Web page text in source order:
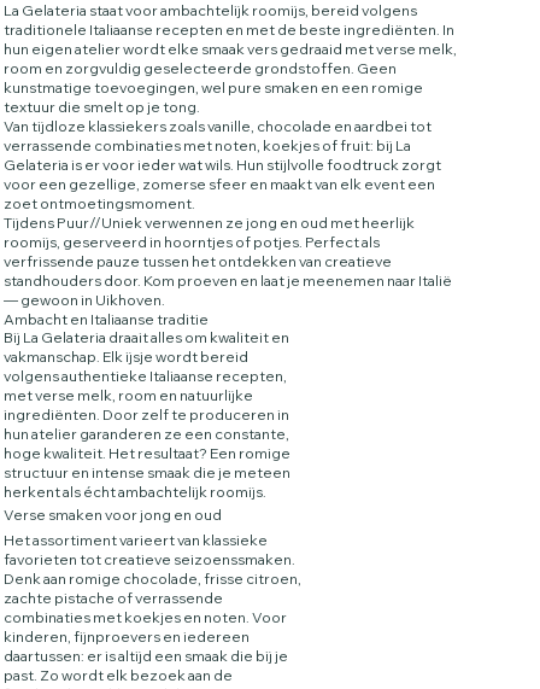
La Gelateria staat voor ambachtelijk roomijs, bereid volgens
traditionele Italiaanse recepten en met de beste ingrediënten. In
hun eigen atelier wordt elke smaak vers gedraaid met verse melk,
room en zorgvuldig geselecteerde grondstoffen. Geen
kunstmatige toevoegingen, wel pure smaken en een romige
textuur die smelt op je tong.
Van tijdloze klassiekers zoals vanille, chocolade en aardbei tot
verrassende combinaties met noten, koekjes of fruit: bij La
Gelateria is er voor ieder wat wils. Hun stijlvolle foodtruck zorgt
voor een gezellige, zomerse sfeer en maakt van elk event een
zoet ontmoetingsmoment.
Tijdens Puur//Uniek verwennen ze jong en oud met heerlijk
roomijs, geserveerd in hoorntjes of potjes. Perfect als
verfrissende pauze tussen het ontdekken van creatieve
standhouders door. Kom proeven en laat je meenemen naar Italië
— gewoon in Uikhoven.
Ambacht en Italiaanse traditie
Bij La Gelateria draait alles om kwaliteit en
vakmanschap. Elk ijsje wordt bereid
volgens authentieke Italiaanse recepten,
met verse melk, room en natuurlijke
ingrediënten. Door zelf te produceren in
hun atelier garanderen ze een constante,
hoge kwaliteit. Het resultaat? Een romige
structuur en intense smaak die je meteen
herkent als écht ambachtelijk roomijs.
Verse smaken voor jong en oud
Het assortiment varieert van klassieke
favorieten tot creatieve seizoenssmaken.
Denk aan romige chocolade, frisse citroen,
zachte pistache of verrassende
combinaties met koekjes en noten. Voor
kinderen, fijnproevers en iedereen
daartussen: er is altijd een smaak die bij je
past. Zo wordt elk bezoek aan de